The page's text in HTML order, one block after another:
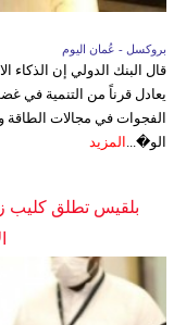
بروكسل - عُمان اليوم
قال البنك الدولي إن الذكاء
يعادل قرناً من التنمية
الفجوات في مجالات الطاقة
الو�...
المزيد
بلقيس تطلق كليب